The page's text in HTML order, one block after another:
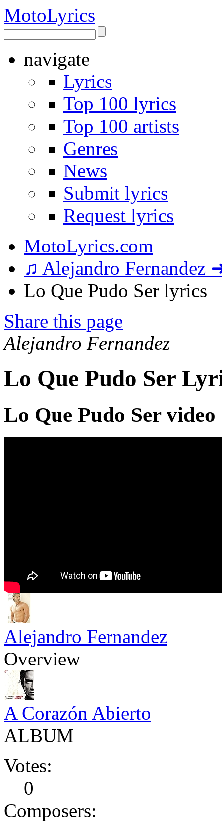
MotoLyrics
navigate
Lyrics
Top 100 lyrics
Top 100 artists
Genres
News
Submit lyrics
Request lyrics
MotoLyrics.com
♫ Alejandro Fernandez
Lo Que Pudo Ser lyrics
Share this page
Alejandro Fernandez
Lo Que Pudo Ser
Lo Que Pudo Ser video
Alejandro Fernandez
Overview
A Corazón Abierto
ALBUM
Votes:
0
Composers: